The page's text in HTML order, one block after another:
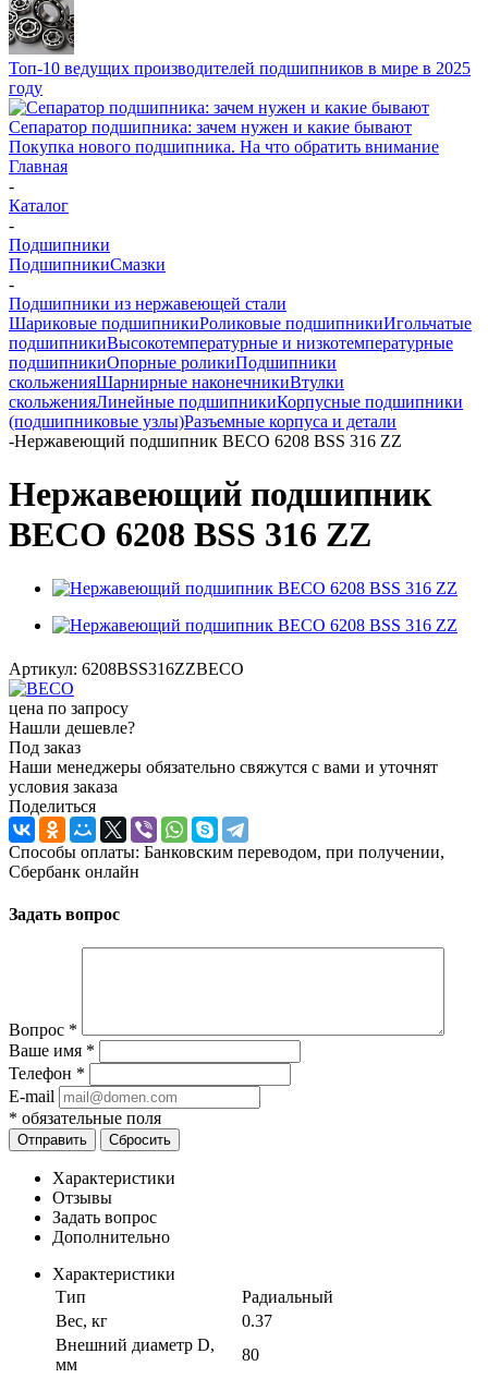
Топ-10 ведущих производителей подшипников в мире в 2025
году
Сепаратор подшипника: зачем нужен и какие бывают
Покупка нового подшипника. На что обратить внимание
Главная
-
Каталог
-
Подшипники
ПодшипникиСмазки
-
Подшипники из нержавеющей стали
Шариковые подшипникиРоликовые подшипникиИгольчатые
подшипникиВысокотемпературные и низкотемпературные
подшипникиОпорные роликиПодшипники
скольженияШарнирные наконечникиВтулки
скольженияЛинейные подшипникиКорпусные подшипники
(подшипниковые узлы)Разъемные корпуса и детали
-Нержавеющий подшипник BECO 6208 BSS 316 ZZ
Нержавеющий подшипник
BECO 6208 BSS 316 ZZ
Артикул: 6208BSS316ZZBECO
цена по запросу
Нашли дешевле?
Под заказ
Наши менеджеры обязательно свяжутся с вами и уточнят
условия заказа
Поделиться
Способы оплаты: Банковским переводом, при получении,
Сбербанк онлайн
Задать вопрос
Вопрос *
Ваше имя *
Телефон *
E-mail
* обязательные поля
Отправить Сбросить
Характеристики
Отзывы
Задать вопрос
Дополнительно
Характеристики
Тип
Радиальный
Вес, кг
0.37
Внешний диаметр D,
мм
80